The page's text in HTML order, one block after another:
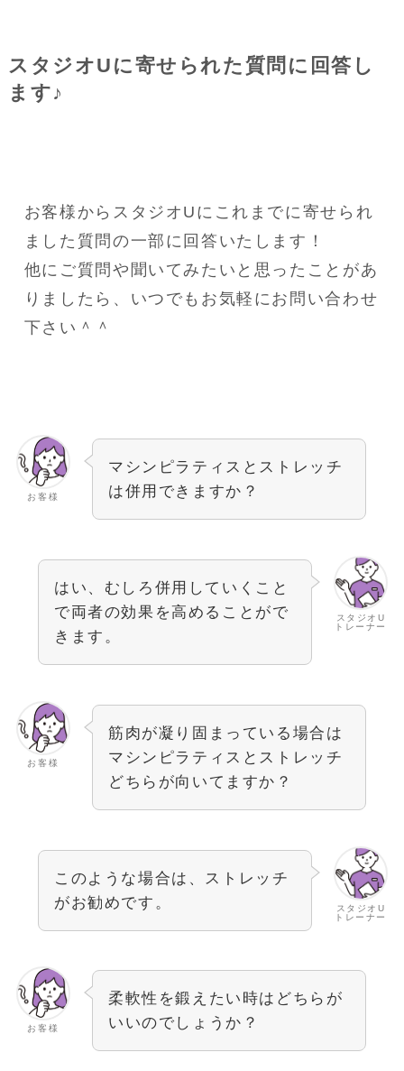
スタジオUに寄せられた質問に回答し
ます♪
お客様からスタジオUにこれまでに寄せられ
ました質問の一部に回答いたします！
他にご質問や聞いてみたいと思ったことがあ
りましたら、いつでもお気軽にお問い合わせ
下さい＾＾
お客様
マシンピラティスとストレッチ
は併用できますか？
スタジオU
トレーナー
はい、むしろ併用していくこと
で両者の効果を高めることがで
きます。
お客様
筋肉が凝り固まっている場合は
マシンピラティスとストレッチ
どちらが向いてますか？
スタジオU
トレーナー
このような場合は、ストレッチ
がお勧めです。
お客様
柔軟性を鍛えたい時はどちらが
いいのでしょうか？